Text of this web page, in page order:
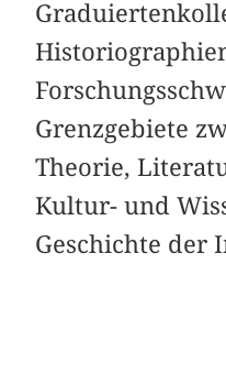
Grenzgebiete
Theorie,
Kultur- und
Geschichte der